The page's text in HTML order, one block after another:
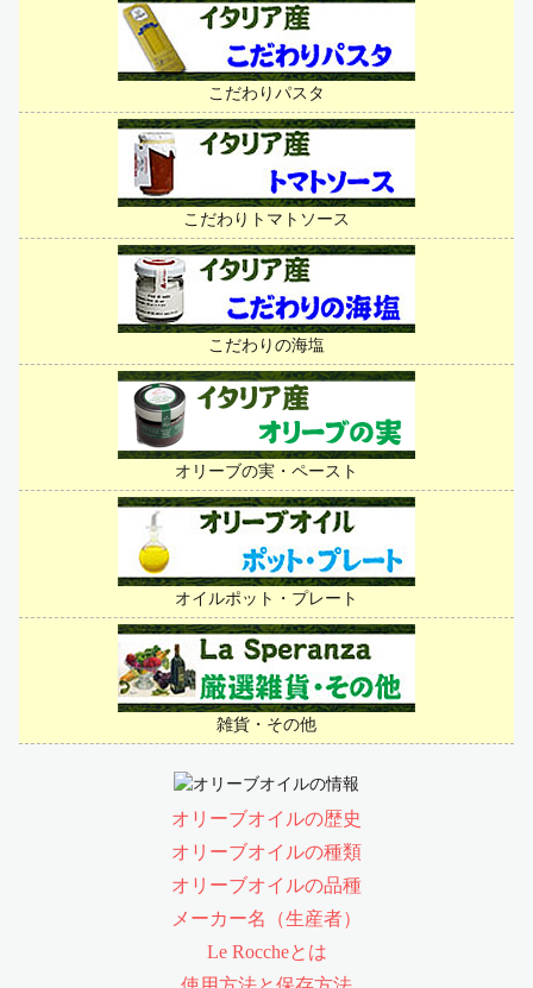
こだわりパスタ
こだわりトマトソース
こだわりの海塩
オリーブの実・ペースト
オイルポット・プレート
雑貨・その他
オリーブオイルの歴史
オリーブオイルの種類
オリーブオイルの品種
メーカー名（生産者）
Le Roccheとは